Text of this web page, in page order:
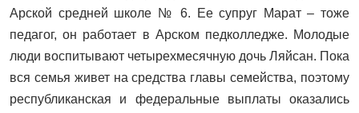
Арской средней школе № 6. Ее супруг Марат – тоже
педагог, он работает в Арском педколледже. Молодые
люди воспитывают четырехмесячную дочь Ляйсан. Пока
вся семья живет на средства главы семейства, поэтому
республиканская и федеральные выплаты оказались